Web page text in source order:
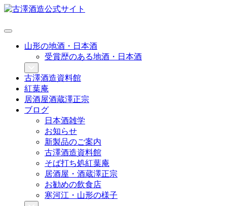
山形の地酒・日本酒
受賞歴のある地酒・日本酒
古澤酒造資料館
紅葉庵
居酒屋酒蔵澤正宗
ブログ
日本酒雑学
お知らせ
新製品のご案内
古澤酒造資料館
そば打ち処紅葉庵
居酒屋・酒蔵澤正宗
お勧めの飲食店
寒河江・山形の様子